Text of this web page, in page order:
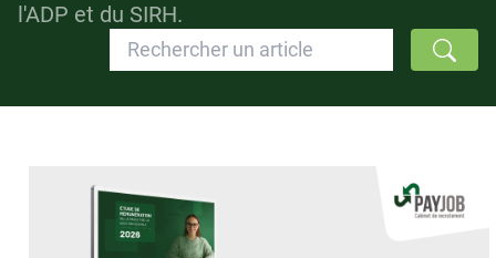
l'ADP et du SIRH.